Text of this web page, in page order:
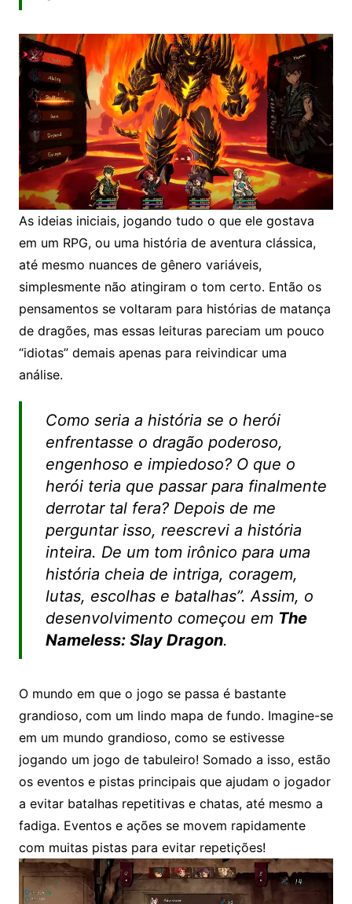
As ideias iniciais, jogando tudo o que ele gostava
em um RPG, ou uma história de aventura clássica,
até mesmo nuances de gênero variáveis,
simplesmente não atingiram o tom certo. Então os
pensamentos se voltaram para histórias de matança
de dragões, mas essas leituras pareciam um pouco
“idiotas” demais apenas para reivindicar uma
análise.
Como seria a história se o herói
enfrentasse o dragão poderoso,
engenhoso e impiedoso? O que o
herói teria que passar para finalmente
derrotar tal fera? Depois de me
perguntar isso, reescrevi a história
inteira. De um tom irônico para uma
história cheia de intriga, coragem,
lutas, escolhas e batalhas”. Assim, o
desenvolvimento começou em The
Nameless: Slay Dragon.
O mundo em que o jogo se passa é bastante
grandioso, com um lindo mapa de fundo. Imagine-se
em um mundo grandioso, como se estivesse
jogando um jogo de tabuleiro! Somado a isso, estão
os eventos e pistas principais que ajudam o jogador
a evitar batalhas repetitivas e chatas, até mesmo a
fadiga. Eventos e ações se movem rapidamente
com muitas pistas para evitar repetições!